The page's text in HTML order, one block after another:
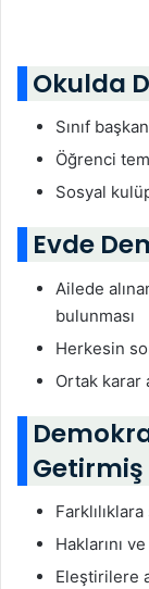
Okulda
Sınıf
Öğrenci
Sosyal
Evde
Ailede
bulunması
Herkesin
Ortak karar
Getirmiş
Haklarını
Eleştirilere